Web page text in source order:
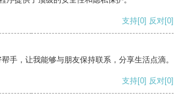
支持[0] 反对[0]
手，让我能够与朋友保持联系，分享生活点滴。
支持[0] 反对[0]